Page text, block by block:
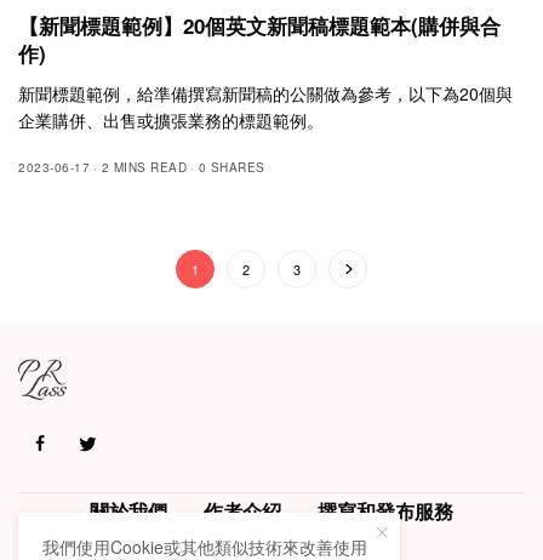
【新聞標題範例】20個英文新聞稿標題範本(購併與合
作)
新聞標題範例，給準備撰寫新聞稿的公關做為參考，以下為20個與
企業購併、出售或擴張業務的標題範例。
2023-06-17 2 MINS READ 0 SHARES
1 2 3
關於我們 作者介紹
撰寫和發布服務
我們使用Cookie或其他類似技術來改善使用